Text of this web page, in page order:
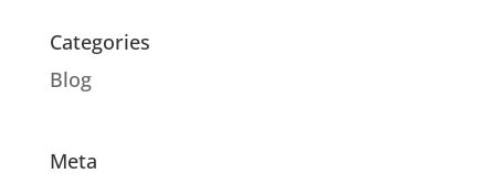
Categories
Blog
Meta